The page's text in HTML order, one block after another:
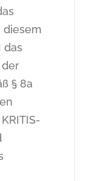
diesem
das
der
§ 8a